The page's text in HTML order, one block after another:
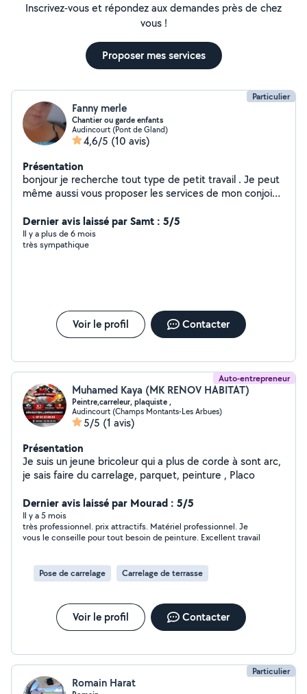
Inscrivez-vous et répondez aux demandes près de chez
vous !
Proposer mes services
Particulier
Fanny merle
Chantier ou garde enfants
Audincourt (Pont de Gland)
4,6/5 (10 avis)
Présentation
bonjour je recherche tout type de petit travail . Je peut
même aussi vous proposer les services de mon conjoint
peinture etc ) n hesiter pas a me contacter pour plus de
renseignement . A bientôt
Dernier avis laissé par Samt : 5/5
Il y a plus de 6 mois
très sympathique
Voir le profil Contacter
Auto-entrepreneur
Muhamed Kaya (MK RENOV HABITAT)
Peintre,carreleur, plaquiste ,
Audincourt (Champs Montants-Les Arbues)
5/5 (1 avis)
Présentation
Je suis un jeune bricoleur qui a plus de corde à sont arc,
je sais faire du carrelage, parquet, peinture , Placo
Dernier avis laissé par Mourad : 5/5
Il y a 5 mois
très professionnel. prix attractifs. Matériel professionnel. Je
vous le conseille pour tout besoin de peinture. Excellent travail
Pose de carrelage Carrelage de terrasse
Voir le profil Contacter
Particulier
Romain Harat